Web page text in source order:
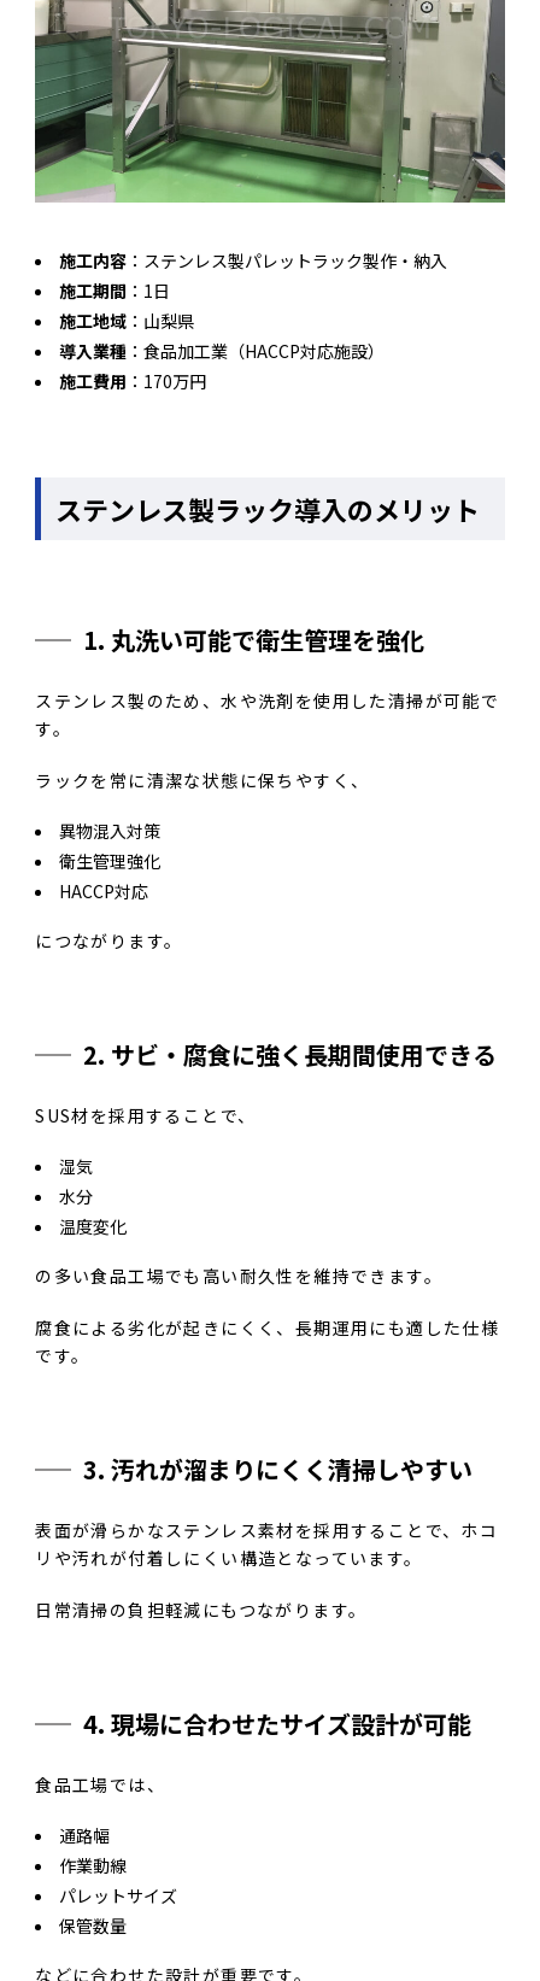
施工内容 ：ステンレス製パレットラック製作・納入
施工期間 ：1日
施工地域 ：山梨県
導入業種 ：食品加工業（HACCP対応施設）
施工費用 ：170万円
ステンレス製ラック導入のメリット
1. 丸洗い可能で衛生管理を強化
ステンレス製のため、水や洗剤を使用した清掃が可能で
す。
ラックを常に清潔な状態に保ちやすく、
異物混入対策
衛生管理強化
HACCP対応
につながります。
2. サビ・腐食に強く長期間使用できる
SUS材を採用することで、
湿気
水分
温度変化
の多い食品工場でも高い耐久性を維持できます。
腐食による劣化が起きにくく、長期運用にも適した仕様
です。
3. 汚れが溜まりにくく清掃しやすい
表面が滑らかなステンレス素材を採用することで、ホコ
リや汚れが付着しにくい構造となっています。
日常清掃の負担軽減にもつながります。
4. 現場に合わせたサイズ設計が可能
食品工場では、
通路幅
作業動線
パレットサイズ
保管数量
などに合わせた設計が重要です。